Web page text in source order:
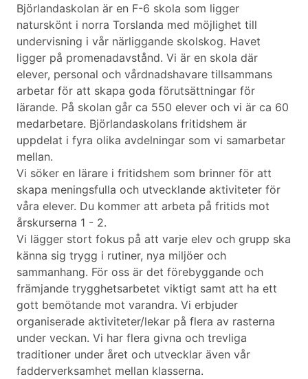
Björlandaskolan är en F-6 skola som ligger
naturskönt i norra Torslanda med möjlighet till
undervisning i vår närliggande skolskog. Havet
ligger på promenadavstånd. Vi är en skola där
elever, personal och vårdnadshavare tillsammans
arbetar för att skapa goda förutsättningar för
lärande. På skolan går ca 550 elever och vi är ca 60
medarbetare. Björlandaskolans fritidshem är
uppdelat i fyra olika avdelningar som vi samarbetar
mellan.
Vi söker en lärare i fritidshem som brinner för att
skapa meningsfulla och utvecklande aktiviteter för
våra elever. Du kommer att arbeta på fritids mot
årskurserna 1 - 2.
Vi lägger stort fokus på att varje elev och grupp ska
känna sig trygg i rutiner, nya miljöer och
sammanhang. För oss är det förebyggande och
främjande trygghetsarbetet viktigt samt att ha ett
gott bemötande mot varandra. Vi erbjuder
organiserade aktiviteter/lekar på flera av rasterna
under veckan. Vi har flera givna och trevliga
traditioner under året och utvecklar även vår
fadderverksamhet mellan klasserna.